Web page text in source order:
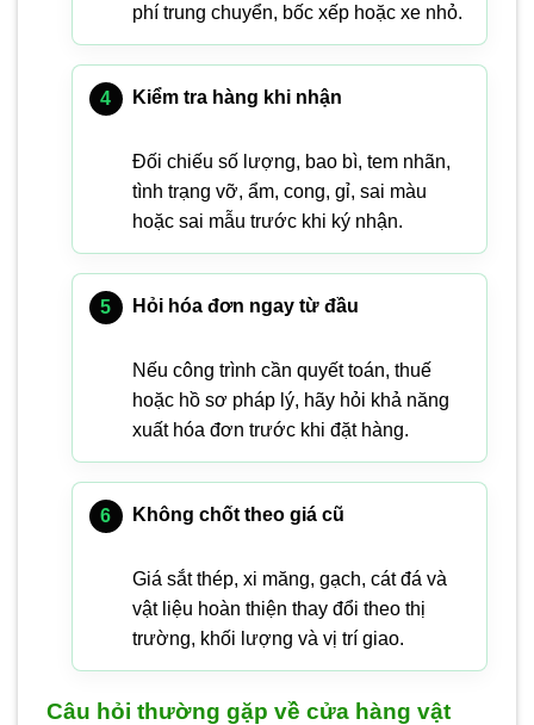
phí trung chuyển, bốc xếp hoặc xe nhỏ.
Kiểm tra hàng khi nhận
Đối chiếu số lượng, bao bì, tem nhãn,
tình trạng vỡ, ẩm, cong, gỉ, sai màu
hoặc sai mẫu trước khi ký nhận.
Hỏi hóa đơn ngay từ đầu
Nếu công trình cần quyết toán, thuế
hoặc hồ sơ pháp lý, hãy hỏi khả năng
xuất hóa đơn trước khi đặt hàng.
Không chốt theo giá cũ
Giá sắt thép, xi măng, gạch, cát đá và
vật liệu hoàn thiện thay đổi theo thị
trường, khối lượng và vị trí giao.
Câu hỏi thường gặp về cửa hàng vật